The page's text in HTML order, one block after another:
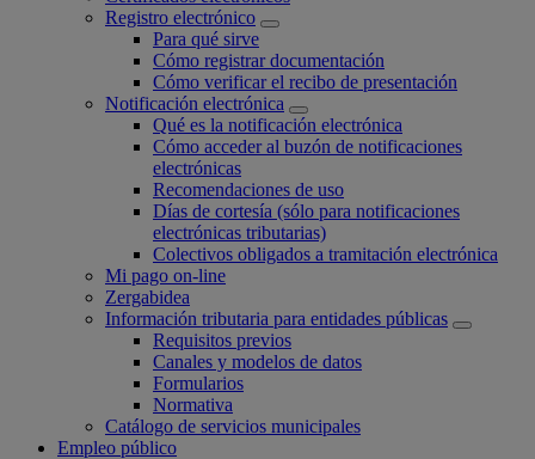
Registro electrónico
Para qué sirve
Cómo registrar documentación
Cómo verificar el recibo de presentación
Notificación electrónica
Qué es la notificación electrónica
Cómo acceder al buzón de notificaciones
electrónicas
Recomendaciones de uso
Días de cortesía (sólo para notificaciones
electrónicas tributarias)
Colectivos obligados a tramitación electrónica
Mi pago on-line
Zergabidea
Información tributaria para entidades públicas
Requisitos previos
Canales y modelos de datos
Formularios
Normativa
Catálogo de servicios municipales
Empleo público